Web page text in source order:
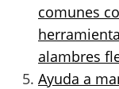
comunes
alambres
Ayuda a